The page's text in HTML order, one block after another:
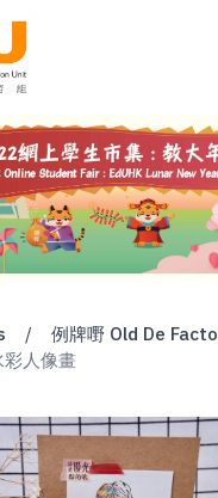
/ 例牌嘢 Old De Facto
人像畫